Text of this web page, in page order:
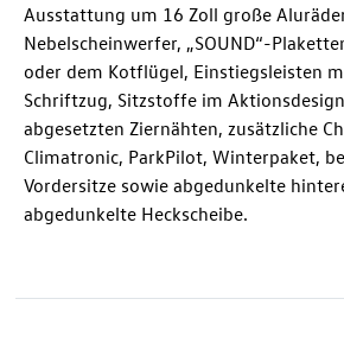
Ausstattung um 16 Zoll große
Nebelscheinwerfer, „SOUND“-
oder dem Kotflügel, Einstiegsleisten
Schriftzug, Sitzstoffe im
abgesetzten Ziernähten, zusätzliche
Climatronic, ParkPilot, Winterpaket,
Vordersitze sowie abgedunkelte
abgedunkelte Heckscheibe.